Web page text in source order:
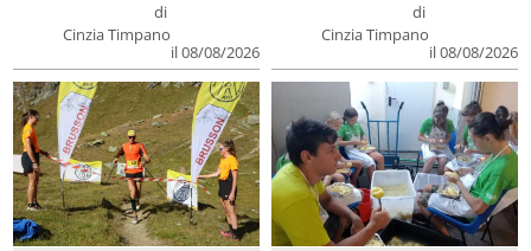
di
Cinzia Timpano
il 08/08/2026
di
Cinzia Timpano
il 08/08/2026